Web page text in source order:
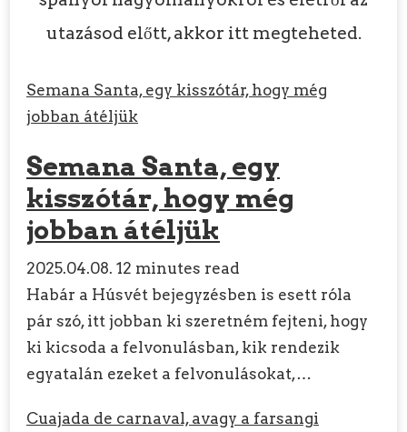
utazásod előtt, akkor itt megteheted.
Semana Santa, egy kisszótár, hogy még
jobban átéljük
Semana Santa, egy
kisszótár, hogy még
jobban átéljük
2025.04.08. 12 minutes read
Habár a Húsvét bejegyzésben is esett róla
pár szó, itt jobban ki szeretném fejteni, hogy
ki kicsoda a felvonulásban, kik rendezik
egyatalán ezeket a felvonulásokat,…
Cuajada de carnaval, avagy a farsangi